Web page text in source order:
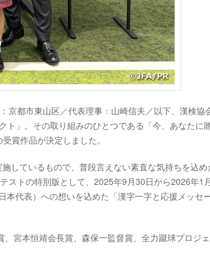
京都市東山区／代表理事：山崎信夫／以下、漢検協
」。その取り組みのひとつである「今、あなたに
賞作品が決定しました。
しているもので、普段言えない素直な気持ちを込め
ストの特別版として、2025年9月30日から2026年1
代表）への想いを込めた「漢字一字と応援メッセー
宮本恒靖会長賞、森保一監督賞、全力蹴球プロジ